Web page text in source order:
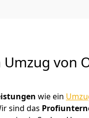
von
wie ein
sind das